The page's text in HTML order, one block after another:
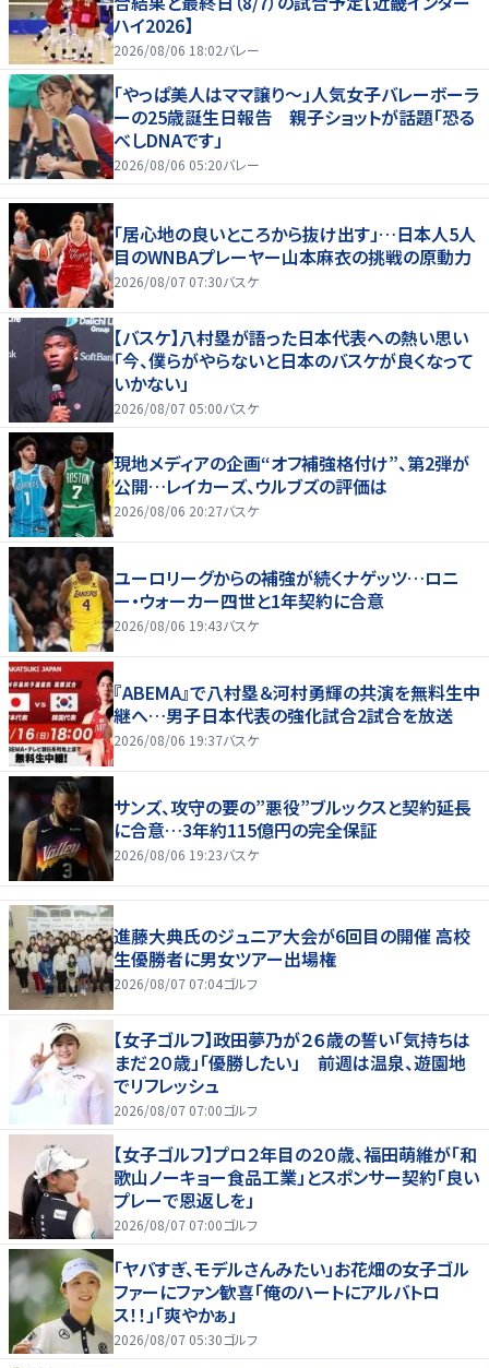
ハイ2026】
2026/08/06 18:02バレー
「やっぱ美人はママ譲り～」人気女子バレーボーラ
ーの25歳誕生日報告 親子ショットが話題「恐る
べしDNAです」
2026/08/06 05:20バレー
「居心地の良いところから抜け出す」…日本人5人
目のWNBAプレーヤー山本麻衣の挑戦の原動力
2026/08/07 07:30バスケ
【バスケ】八村塁が語った日本代表への熱い思い
「今、僕らがやらないと日本のバスケが良くなって
いかない」
2026/08/07 05:00バスケ
現地メディアの企画“オフ補強格付け”、第2弾が
公開…レイカーズ、ウルブズの評価は
2026/08/06 20:27バスケ
ユーロリーグからの補強が続くナゲッツ…ロニ
ー・ウォーカー四世と1年契約に合意
2026/08/06 19:43バスケ
『ABEMA』で八村塁＆河村勇輝の共演を無料生中
継へ…男子日本代表の強化試合2試合を放送
2026/08/06 19:37バスケ
サンズ、攻守の要の”悪役”ブルックスと契約延長
に合意…3年約115億円の完全保証
2026/08/06 19:23バスケ
進藤大典氏のジュニア大会が6回目の開催 高校
生優勝者に男女ツアー出場権
2026/08/07 07:04ゴルフ
【女子ゴルフ】政田夢乃が２６歳の誓い「気持ちは
まだ２０歳」「優勝したい」 前週は温泉、遊園地
でリフレッシュ
2026/08/07 07:00ゴルフ
【女子ゴルフ】プロ２年目の２０歳、福田萌維が「和
歌山ノーキョー食品工業」とスポンサー契約「良い
プレーで恩返しを」
2026/08/07 07:00ゴルフ
「ヤバすぎ、モデルさんみたい」お花畑の女子ゴル
ファーにファン歓喜「俺のハートにアルバトロ
ス！！」「爽やかぁ」
2026/08/07 05:30ゴルフ